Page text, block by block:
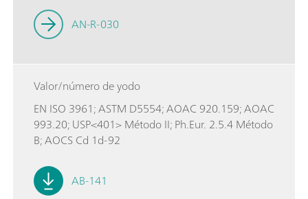
AN-R-030
Valor/número de yodo
EN ISO 3961; ASTM D5554; AOAC 920.159; AOAC
993.20; USP<401> Método II; Ph.Eur. 2.5.4 Método
B; AOCS Cd 1d-92
AB-141